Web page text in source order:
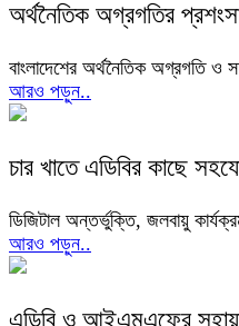
অর্থনৈতিক অগ্রগতির
বাংলাদেশের অর্থনৈতিক অগ্রগতি ও
আরও পড়ুন..
চার খাতে এডিবির কাছে
ডিজিটাল অন্তর্ভুক্তি, জলবায়ু
আরও পড়ুন..
এডিবি ও আইএমএফের